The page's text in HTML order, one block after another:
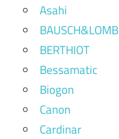
Asahi
BAUSCH&LOMB
BERTHIOT
Bessamatic
Biogon
Canon
Cardinar